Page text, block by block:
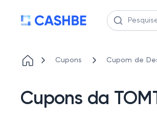
Cupons Cupom de
Cupons da